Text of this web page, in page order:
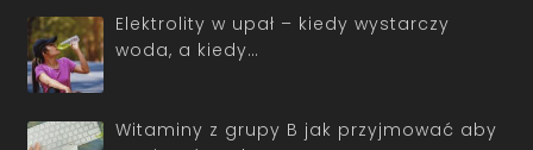
Elektrolity w upał – kiedy wystarczy
woda, a kiedy…
Witaminy z grupy B jak przyjmować aby